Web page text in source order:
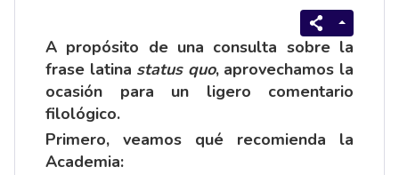
A propósito de una consulta sobre la
frase latina status quo, aprovechamos la
ocasión para un ligero comentario
filológico.
Primero, veamos qué recomienda la
Academia: